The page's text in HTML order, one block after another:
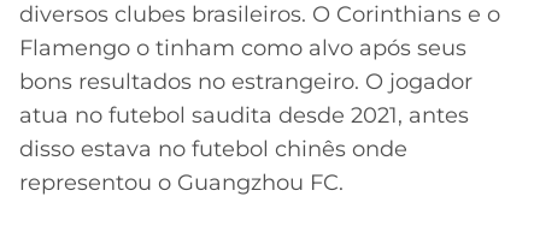
diversos clubes brasileiros. O Corinthians e o
Flamengo o tinham como alvo após seus
bons resultados no estrangeiro. O jogador
atua no futebol saudita desde 2021, antes
disso estava no futebol chinês onde
representou o Guangzhou FC.